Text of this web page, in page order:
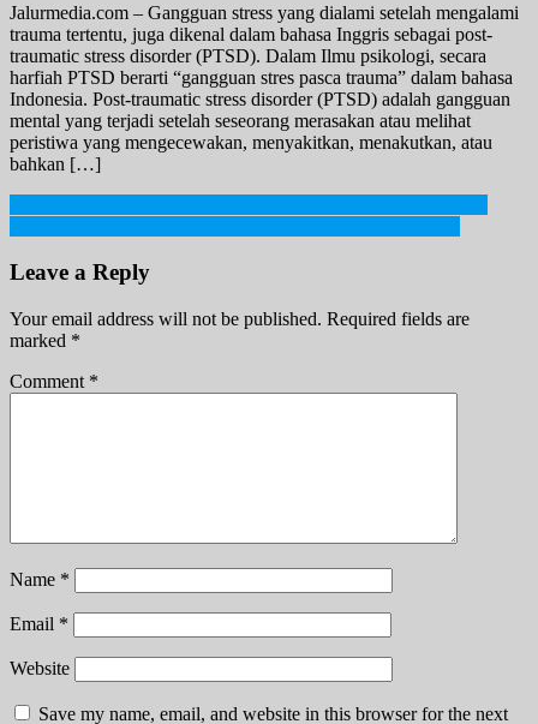
Jalurmedia.com – Gangguan stress yang dialami setelah mengalami
trauma tertentu, juga dikenal dalam bahasa Inggris sebagai post-
traumatic stress disorder (PTSD). Dalam Ilmu psikologi, secara
harfiah PTSD berarti “gangguan stres pasca trauma” dalam bahasa
Indonesia. Post-traumatic stress disorder (PTSD) adalah gangguan
mental yang terjadi setelah seseorang merasakan atau melihat
peristiwa yang mengecewakan, menyakitkan, menakutkan, atau
bahkan […]
Post
navigation
Leave a Reply
Your email address will not be published. Required fields are
marked *
Comment *
Name *
Email *
Website
Save my name, email, and website in this browser for the next